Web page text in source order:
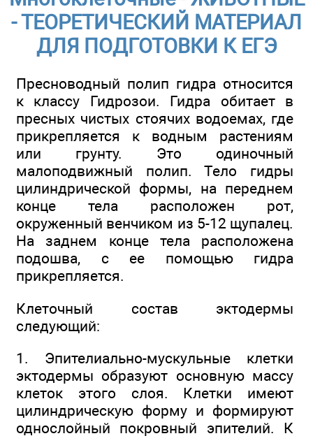
- ТЕОРЕТИЧЕСКИЙ МАТЕРИАЛ
ДЛЯ ПОДГОТОВКИ К ЕГЭ
Пресноводный полип гидра относится
к классу Гидрозои. Гидра обитает в
пресных чистых стоячих водоемах, где
прикрепляется к водным растениям
или грунту. Это одиночный
малоподвижный полип. Тело гидры
цилиндрической формы, на переднем
конце тела расположен рот,
окруженный венчиком из 5-12 щупалец.
На заднем конце тела расположена
подошва, с ее помощью гидра
прикрепляется.
Клеточный состав эктодермы
следующий:
1. Эпителиально-мускульные клетки
эктодермы образуют основную массу
клеток этого слоя. Клетки имеют
цилиндрическую форму и формируют
однослойный покровный эпителий. К